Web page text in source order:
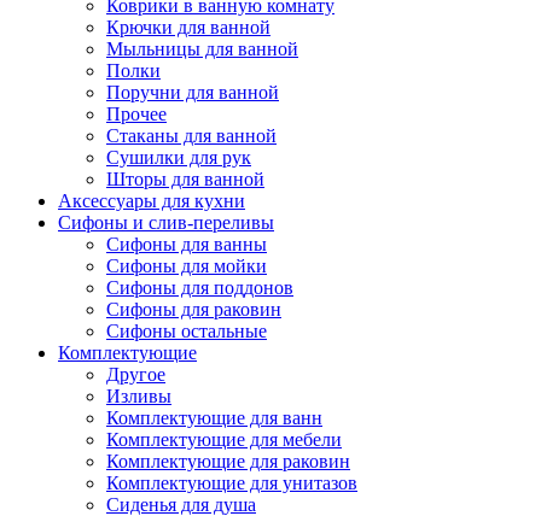
Коврики в ванную комнату
Крючки для ванной
Мыльницы для ванной
Полки
Поручни для ванной
Прочее
Стаканы для ванной
Сушилки для рук
Шторы для ванной
Аксессуары для кухни
Сифоны и слив-переливы
Сифоны для ванны
Сифоны для мойки
Сифоны для поддонов
Сифоны для раковин
Сифоны остальные
Комплектующие
Другое
Изливы
Комплектующие для ванн
Комплектующие для мебели
Комплектующие для раковин
Комплектующие для унитазов
Сиденья для душа